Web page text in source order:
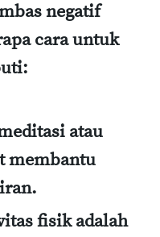
negatif
cara untuk
atau
membantu
fisik adalah